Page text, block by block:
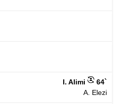
I. Alimi
64`
A. Elezi